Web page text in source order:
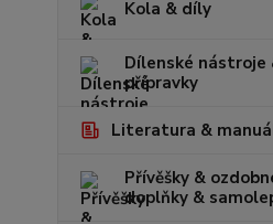
Kola & díly
Dílenské nástroje
přípravky
Literatura &
Přívěšky &
doplňky &